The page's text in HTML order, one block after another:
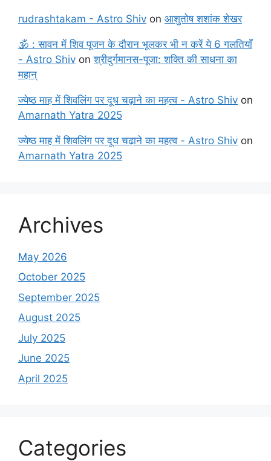
rudrashtakam - Astro Shiv on आशुतोष शशांक शेखर
🕉️ : सावन में शिव पूजन के दौरान भूलकर भी न करें ये 6 गलतियाँ
- Astro Shiv onश्रीदुर्गमानस-पूजा: शक्ति की साधना का
महान्
ज्येष्ठ माह में शिवलिंग पर दूध चढ़ाने का महत्व - Astro Shiv on
Amarnath Yatra 2025
ज्येष्ठ माह में शिवलिंग पर दूध चढ़ाने का महत्व - Astro Shiv on
Amarnath Yatra 2025
Archives
May 2026
October 2025
September 2025
August 2025
July 2025
June 2025
April 2025
Categories